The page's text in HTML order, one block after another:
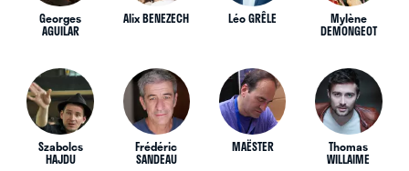
Georges
AGUILAR
Alix BENEZECH Léo GRÊLE Mylène
DEMONGEOT
Szabolcs
HAJDU
Frédéric
SANDEAU
MAËSTER Thomas
WILLAIME